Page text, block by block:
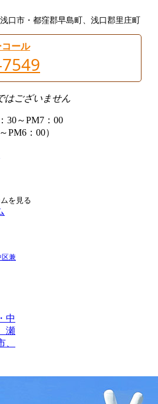
口市・都窪郡早島町、浅口郡里庄町
コール
はございません
30～PM7：00
PM6：00）
を見る
区兼
中
瀬
、